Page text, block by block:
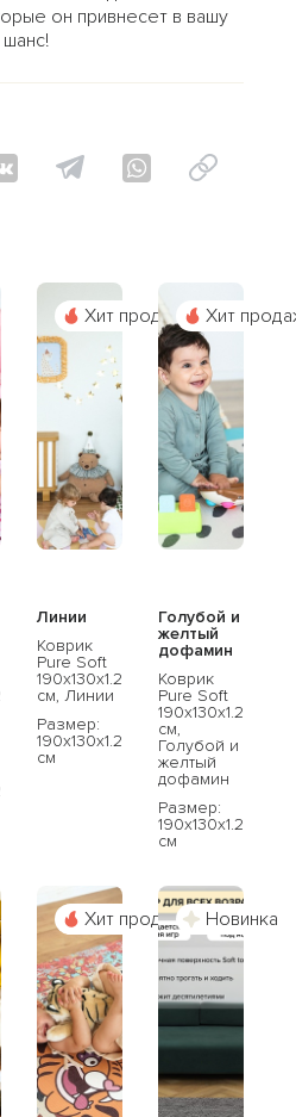
он привнесет в вашу
Хит продаж
Линии
Коврик
Pure Soft
190x130x1.2
см, Линии
Размер:
190x130x1.2
см
Хит
Голубой и
желтый
дофамин
Коврик
Pure Soft
190x130x1.2
см,
Голубой и
желтый
дофамин
Размер:
190x130x1.2
см
Хит продаж Новинка